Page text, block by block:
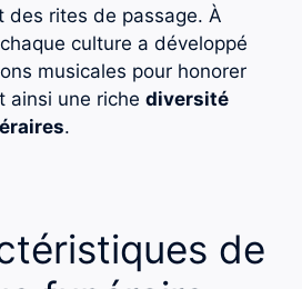
des rites de passage. À
culture a développé
musicales pour honorer
ainsi une riche diversité
.
de